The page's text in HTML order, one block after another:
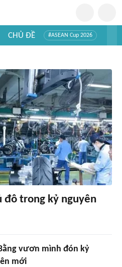
CHỦ ĐỀ #ASEAN Cup 2026
đô trong kỷ nguyên
vươn mình đón kỷ
mới